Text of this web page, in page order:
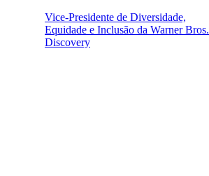
Vice-Presidente de Diversidade,
Equidade e Inclusão da Warner Bros.
Discovery